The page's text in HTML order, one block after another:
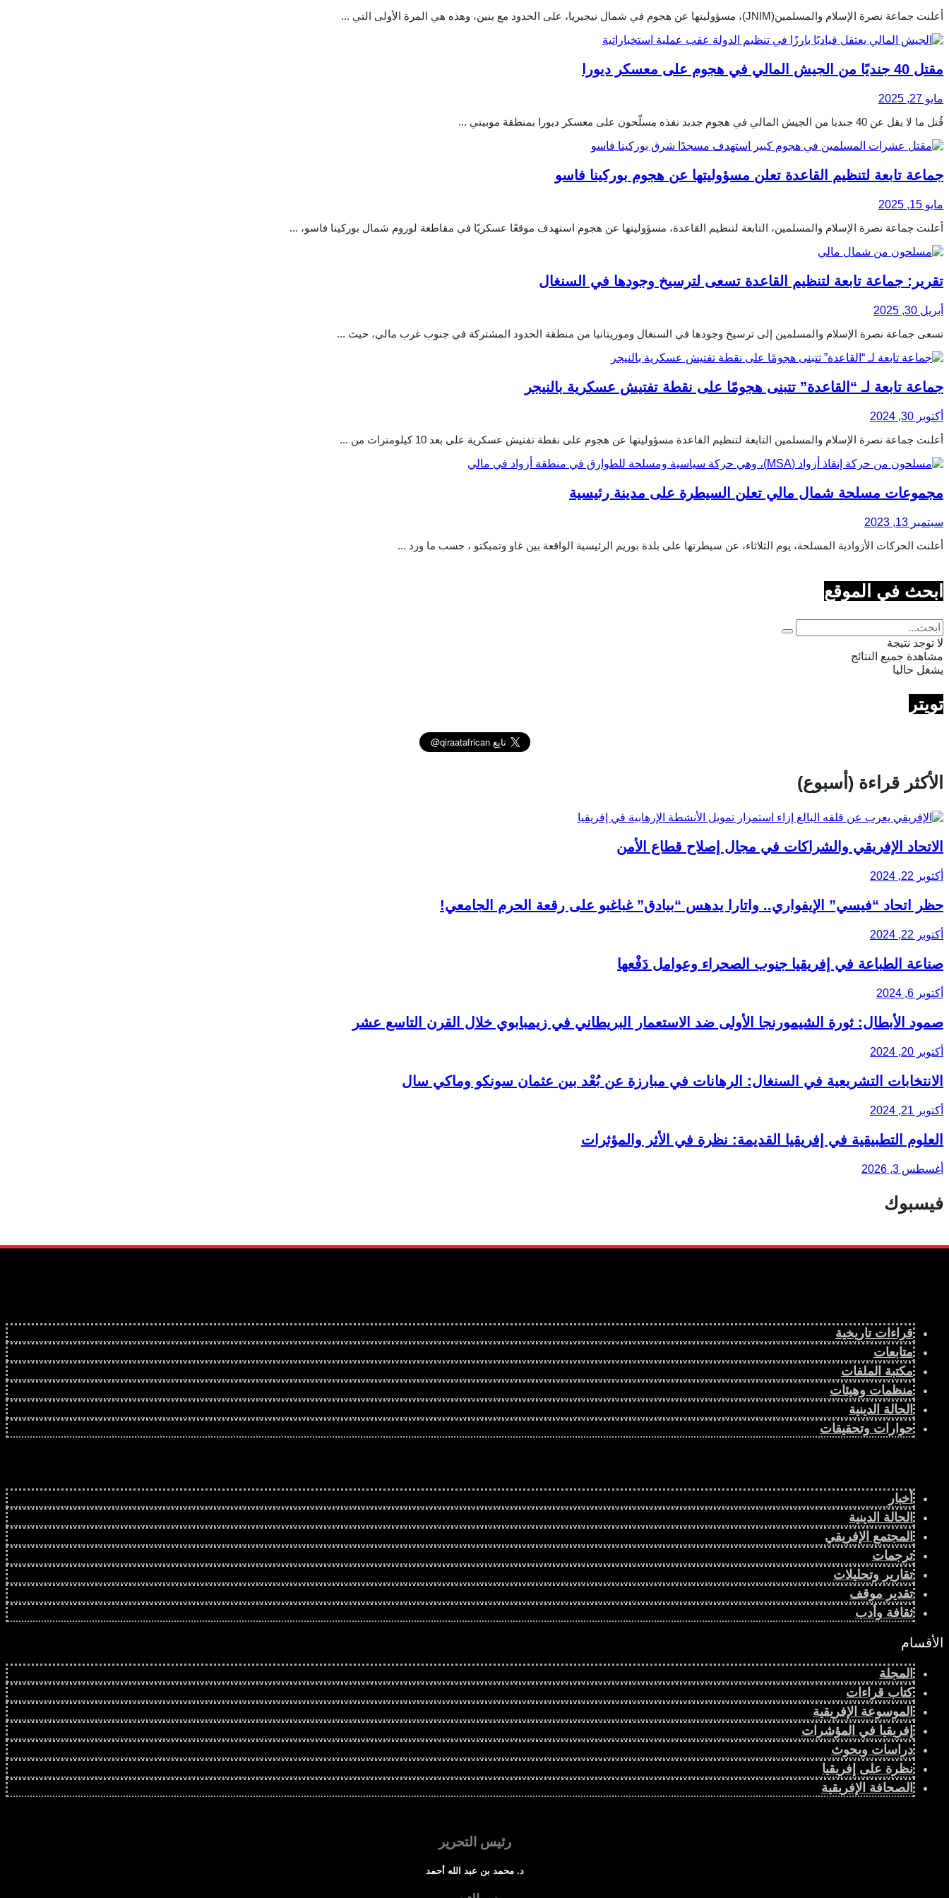
أعلنت جماعة نصرة الإسلام والمسلمين(JNIM)، مسؤوليتها عن هجوم في شمال نيجيريا، على الحدود مع بنين، وهذه هي المرة الأولى التي ...
مقتل 40 جنديًا من الجيش المالي في هجوم على معسكر ديورا
مايو 27, 2025
قُتل ما لا يقل عن 40 جنديا من الجيش المالي في هجوم جديد نفذه مسلّحون على معسكر ديورا بمنطقة موبيتي ...
جماعة تابعة لتنظيم القاعدة تعلن مسؤوليتها عن هجوم بوركينا فاسو
مايو 15, 2025
أعلنت جماعة نصرة الإسلام والمسلمين، التابعة لتنظيم القاعدة، مسؤوليتها عن هجوم استهدف موقعًا عسكريًا في مقاطعة لوروم شمال بوركينا فاسو، ...
تقرير: جماعة تابعة لتنظيم القاعدة تسعى لترسيخ وجودها في السنغال
أبريل 30, 2025
تسعى جماعة نصرة الإسلام والمسلمين إلى ترسيخ وجودها في السنغال وموريتانيا من منطقة الحدود المشتركة في جنوب غرب مالي، حيث ...
جماعة تابعة لـ “القاعدة” تتبنى هجومًا على نقطة تفتيش عسكرية بالنيجر
أكتوبر 30, 2024
أعلنت جماعة نصرة الإسلام والمسلمين التابعة لتنظيم القاعدة مسؤوليتها عن هجوم على نقطة تفتيش عسكرية على بعد 10 كيلومترات من ...
مجموعات مسلحة شمال مالي تعلن السيطرة على مدينة رئيسية
سبتمبر 13, 2023
أعلنت الحركات الأزوادية المسلحة، يوم الثلاثاء، عن سيطرتها على بلدة بوريم الرئيسية الواقعة بين غاو وتمبكتو ، حسب ما ورد ...
ابحث في الموقع
لا توجد نتيجة
مشاهدة جميع النتائج
يشغل حاليا
تويتر
الأكثر قراءة (أسبوع)
الاتحاد الإفريقي والشراكات في مجال إصلاح قطاع الأمن
أكتوبر 22, 2024
حظر اتحاد “فيسي” الإيفواري.. واتارا يدهس “بيادق” غباغبو على رقعة الحرم الجامعي!
أكتوبر 22, 2024
صناعة الطباعة في إفريقيا جنوب الصحراء وعوامل دَفْعها
أكتوبر 6, 2024
صمود الأبطال: ثورة الشيمورنجا الأولى ضد الاستعمار البريطاني في زيمبابوي خلال القرن التاسع عشر
أكتوبر 20, 2024
الانتخابات التشريعية في السنغال: الرهانات في مبارزة عن بُعْد بين عثمان سونكو وماكي سال
أكتوبر 21, 2024
العلوم التطبيقية في إفريقيا القديمة: نظرة في الأثر والمؤثرات
أغسطس 3, 2026
فيسبوك
قراءات تاريخية
متابعات
مكتبة الملفات
منظمات وهيئات
الحالة الدينية
حوارات وتحقيقات
أخبار
الحالة الدينية
المجتمع الإفريقي
ترجمات
تقارير وتحليلات
تقدير موقف
ثقافة وأدب
الأقسام
المجلة
كتاب قراءات
الموسوعة الإفريقية
إفريقيا في المؤشرات
دراسات وبحوث
نظرة على إفريقيا
الصحافة الإفريقية
رئيس التحرير
د. محمد بن عبد الله أحمد